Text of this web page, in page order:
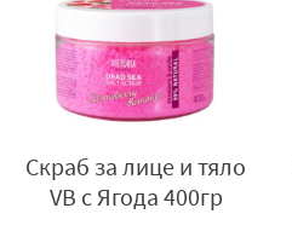
Скраб за лице и тяло
VB с Ягода 400гр